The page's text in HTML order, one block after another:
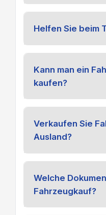
Helfen Sie beim
Kann man ein
kaufen?
Verkaufen Sie
Ausland?
Welche
Fahrzeugkauf?